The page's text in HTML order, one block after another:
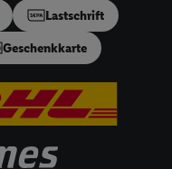
Lastschrift
Geschenkkarte
bestehendes Lidl
auch Ihre dort
gemeinsamer
Online-Kennung
wir sodann ähnlich wie
verwenden können,
zu erkennen und